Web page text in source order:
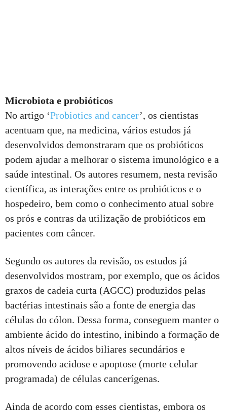
Microbiota e probióticos
No artigo ‘Probiotics and cancer’, os cientistas
acentuam que, na medicina, vários estudos já
desenvolvidos demonstraram que os probióticos
podem ajudar a melhorar o sistema imunológico e a
saúde intestinal. Os autores resumem, nesta revisão
científica, as interações entre os probióticos e o
hospedeiro, bem como o conhecimento atual sobre
os prós e contras da utilização de probióticos em
pacientes com câncer.
Segundo os autores da revisão, os estudos já
desenvolvidos mostram, por exemplo, que os ácidos
graxos de cadeia curta (AGCC) produzidos pelas
bactérias intestinais são a fonte de energia das
células do cólon. Dessa forma, conseguem manter o
ambiente ácido do intestino, inibindo a formação de
altos níveis de ácidos biliares secundários e
promovendo acidose e apoptose (morte celular
programada) de células cancerígenas.
Ainda de acordo com esses cientistas, embora os